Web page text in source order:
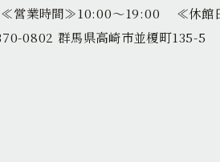
≪営業時間≫10:00〜19:00 ≪休館
0802 群馬県高崎市並榎町135-5